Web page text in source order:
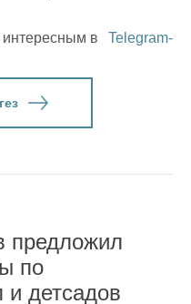
в
Telegram-
предложил
по
и детсадов